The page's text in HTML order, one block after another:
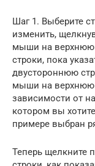
Шаг 1. Выберите
изменить,
мыши на
строки, пока
двустороннюю
мыши на
зависимости от
котором вы
примере выбран
Теперь щелкните